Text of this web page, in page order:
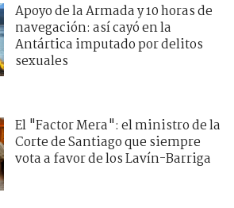
Apoyo de la Armada y 10 horas de
navegación: así cayó en la
Antártica imputado por delitos
sexuales
El "Factor Mera": el ministro de la
Corte de Santiago que siempre
vota a favor de los Lavín-Barriga